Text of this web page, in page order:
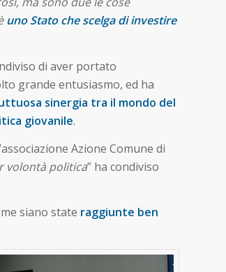
uno Stato che scelga di investire
di aver portato
grande entusiasmo, ed ha
sinergia tra il mondo del
giovanile.
Azione Comune di
volontà politica” ha condiviso
siano state raggiunte ben